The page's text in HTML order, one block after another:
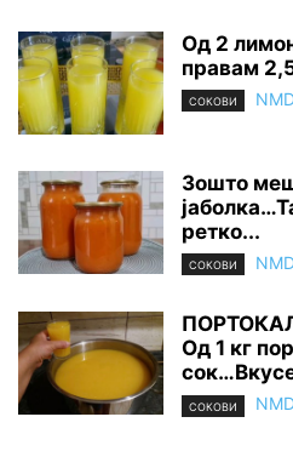
Од 2
правам
СОКОВИ
Зошто
ретко...
СОКОВИ
Од 1 кг
СОКОВИ